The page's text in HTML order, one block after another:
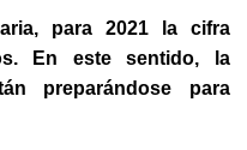
para 2021 la cifra
En este sentido, la
preparándose para